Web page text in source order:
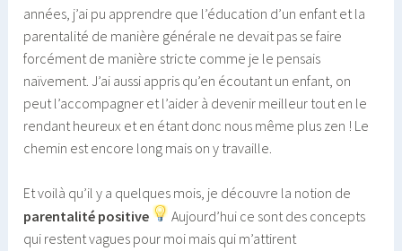
années, j’ai pu apprendre que l’éducation d’un enfant et la
parentalité de manière générale ne devait pas se faire
forcément de manière stricte comme je le pensais
naïvement. J’ai aussi appris qu’en écoutant un enfant, on
peut l’accompagner et l’aider à devenir meilleur tout en le
rendant heureux et en étant donc nous même plus zen ! Le
chemin est encore long mais on y travaille.
Et voilà qu’il y a quelques mois, je découvre la notion de
parentalité positive
Aujourd’hui ce sont des concepts
qui restent vagues pour moi mais qui m’attirent